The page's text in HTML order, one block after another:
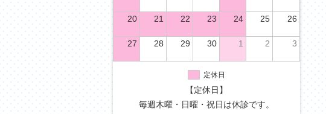
20 21 22 23 24 25 26
27 28 29 30 1 2 3
定休日
【定休日】
毎週木曜・日曜・祝日は休診です。